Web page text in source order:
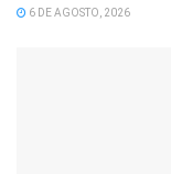
6 DE AGOSTO, 2026